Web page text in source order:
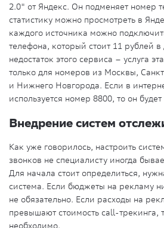
2.0" от Яндекс. Он подменяет номер
статистику можно просмотреть в
каждого источника можно
телефона, который стоит 11 рублей
недостаток этого сервиса – услуга
только для номеров из Москвы,
и Нижнего Новгорода. Если в
используется номер 8800, то он
Внедрение систем
Как уже говорилось, настроить
звонков не специалисту иногда
Для начала стоит определиться,
система. Если бюджеты на рекламу
не обязательно. Если расходы на
превышают стоимость call-трекинга,
необходимо.